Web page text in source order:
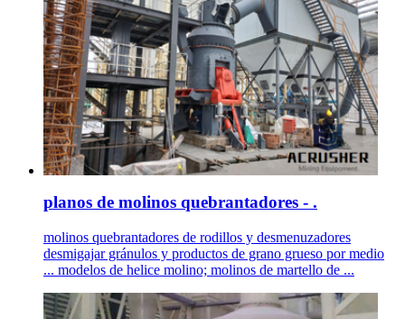
planos de molinos quebrantadores - .
molinos quebrantadores de rodillos y desmenuzadores
desmigajar gránulos y productos de grano grueso por medio
... modelos de helice molino; molinos de martello de ...